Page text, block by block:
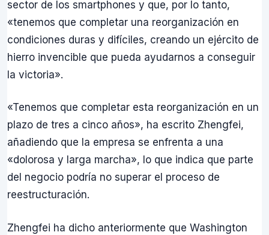
sector de los smartphones y que, por lo tanto,
«tenemos que completar una reorganización en
condiciones duras y difíciles, creando un ejército de
hierro invencible que pueda ayudarnos a conseguir
la victoria».
«Tenemos que completar esta reorganización en un
plazo de tres a cinco años», ha escrito Zhengfei,
añadiendo que la empresa se enfrenta a una
«dolorosa y larga marcha», lo que indica que parte
del negocio podría no superar el proceso de
reestructuración.
Zhengfei ha dicho anteriormente que Washington